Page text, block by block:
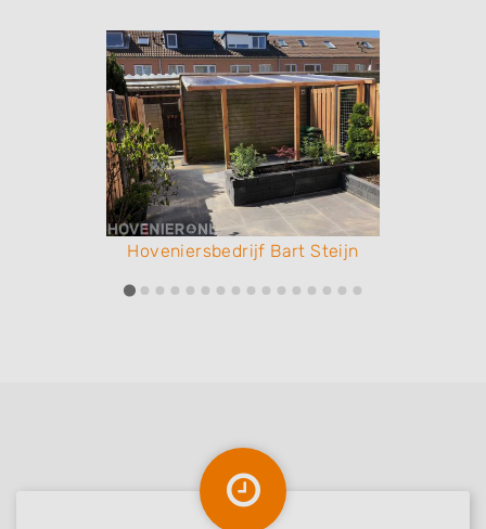
Hoveniersbedrijf Bart Steijn